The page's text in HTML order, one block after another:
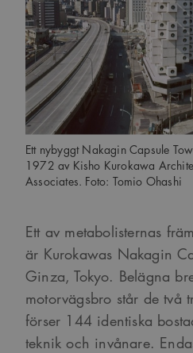
Ett nybyggt Nakagin Capsule
1972 av Kisho Kurokawa
Associates. Foto: Tomio Ohashi
Ett av metabolisternas
är Kurokawas Nakagin
Ginza, Tokyo. Belägna
motorvägsbro står de två
förser 144 identiska
teknik och invånare.